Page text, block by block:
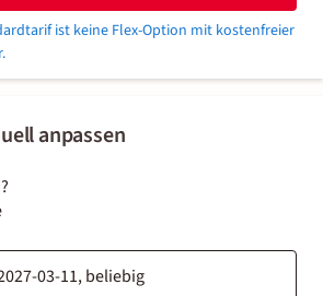
anpassen
ist keine Flex-Option mit kostenfreier